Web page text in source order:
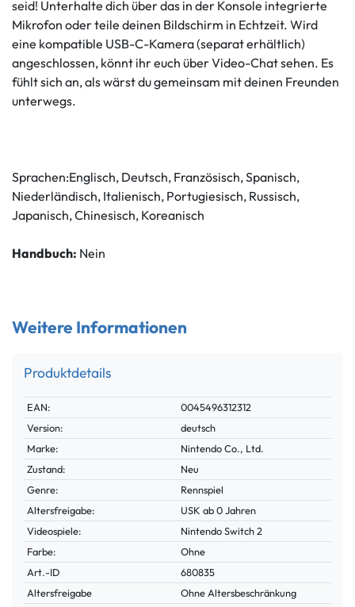
seid! Unterhalte dich über das in der Konsole integrierte
Mikrofon oder teile deinen Bildschirm in Echtzeit. Wird
eine kompatible USB-C-Kamera (separat erhältlich)
angeschlossen, könnt ihr euch über Video-Chat sehen. Es
fühlt sich an, als wärst du gemeinsam mit deinen Freunden
unterwegs.
Sprachen:Englisch, Deutsch, Französisch, Spanisch,
Niederländisch, Italienisch, Portugiesisch, Russisch,
Japanisch, Chinesisch, Koreanisch
Handbuch: Nein
Weitere Informationen
Produktdetails
Technisches
Merkmal
Wert
EAN:
0045496312312
Version:
deutsch
Marke:
Nintendo Co., Ltd.
Zustand:
Neu
Genre:
Rennspiel
Altersfreigabe:
USK ab 0 Jahren
Videospiele:
Nintendo Switch 2
Farbe:
Ohne
Technisches
Merkmal
Wert
Art.-ID
680835
Altersfreigabe
Ohne Altersbeschränkung